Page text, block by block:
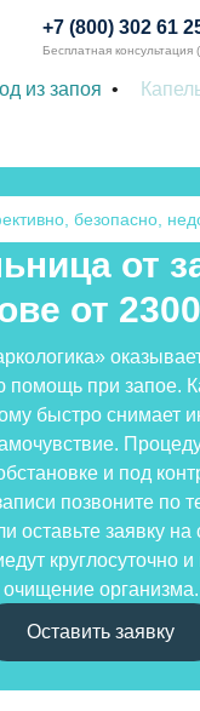
+7 (800) 302 61
Бесплатная консультация
из запоя
безопасно,
от
от
помощь при запое.
быстро снимает
и под
позвоните по
оставьте заявку
круглосуточно
очищение организма.
Оставить заявку